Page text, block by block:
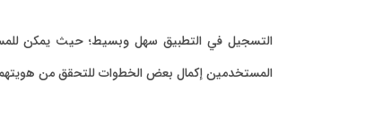
التسجيل في التطبيق سهل وبسيط؛ حيث يمكن
المستخدمين إكمال بعض الخطوات للتحقق من هويتهم